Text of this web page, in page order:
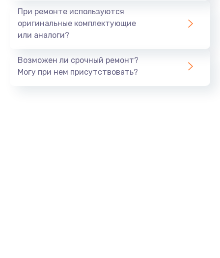
При ремонте используются
оригинальные комплектующие
или аналоги?
Возможен ли срочный ремонт?
Могу при нем присутствовать?